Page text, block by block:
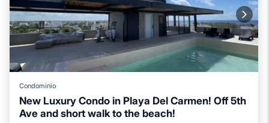
Condominio
New Luxury Condo in Playa Del Carmen! Off 5th
Ave and short walk to the beach!